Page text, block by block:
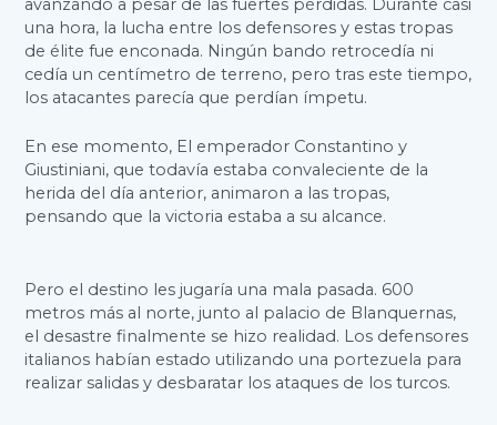
avanzando a pesar de las fuertes pérdidas. Durante casi
una hora, la lucha entre los defensores y estas tropas
de élite fue enconada. Ningún bando retrocedía ni
cedía un centímetro de terreno, pero tras este tiempo,
los atacantes parecía que perdían ímpetu.
En ese momento, El emperador Constantino y
Giustiniani, que todavía estaba convaleciente de la
herida del día anterior, animaron a las tropas,
pensando que la victoria estaba a su alcance.
Pero el destino les jugaría una mala pasada. 600
metros más al norte, junto al palacio de Blanquernas,
el desastre finalmente se hizo realidad. Los defensores
italianos habían estado utilizando una portezuela para
realizar salidas y desbaratar los ataques de los turcos.